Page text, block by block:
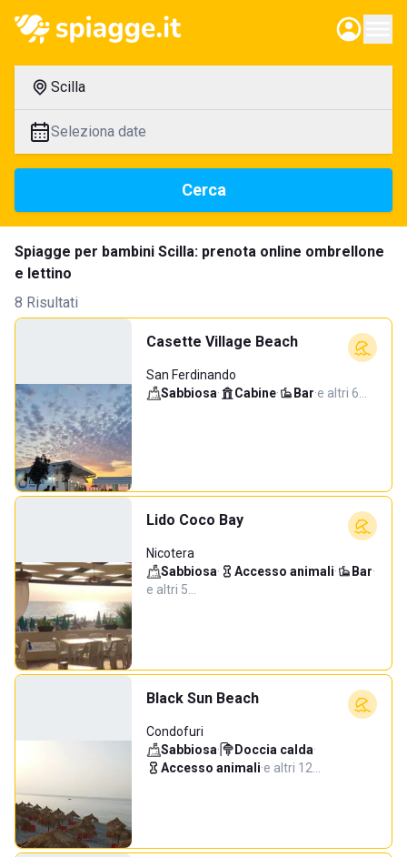
Scilla
Seleziona date
Cerca
Spiagge per bambini Scilla: prenota online ombrellone
e lettino
8 Risultati
Casette Village Beach
San Ferdinando
Sabbiosa· Cabine· Bar·e altri 6…
Lido Coco Bay
Nicotera
Sabbiosa· Accesso animali· Bar·
e altri 5…
Black Sun Beach
Condofuri
Sabbiosa· Doccia calda·
Accesso animali·e altri 12…